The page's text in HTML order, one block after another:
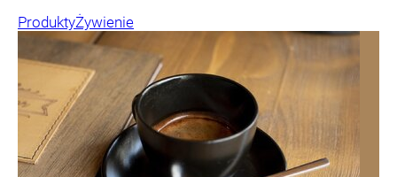
ProduktyŻywienie